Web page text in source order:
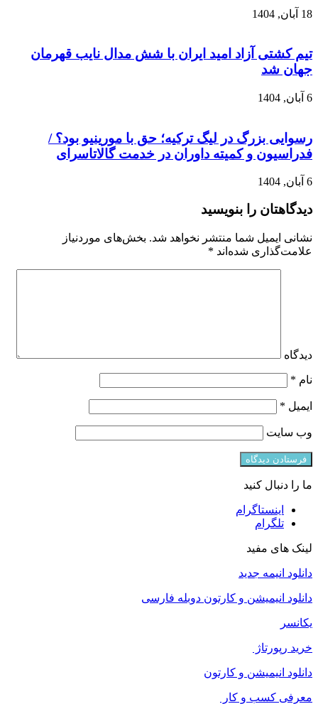
18 آبان, 1404
تیم کشتی آزاد امید ایران با شش مدال نایب قهرمان
جهان شد
6 آبان, 1404
رسوایی بزرگ در لیگ ترکیه؛ حق با مورینیو بود؟ /
فدراسیون و کمیته داوران در خدمت گالاتاسرای
6 آبان, 1404
دیدگاهتان را بنویسید
نشانی ایمیل شما منتشر نخواهد شد. بخش‌های موردنیاز
علامت‌گذاری شده‌اند *
دیدگاه
نام *
ایمیل *
وب‌ سایت
ما را دنبال کنید
اینستاگرام
تلگرام
لینک های مفید
دانلود انیمه جدید
دانلود انیمیشن و کارتون دوبله فارسی
یکانسر
خرید رپورتاژ
دانلود انیمیشن و کارتون
معرفی کسب و کار